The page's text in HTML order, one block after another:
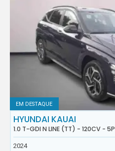
EM DESTAQUE
HYUNDAI KAUAI
1.0 T-GDI N LINE (TT) - 120CV - 5P
2024